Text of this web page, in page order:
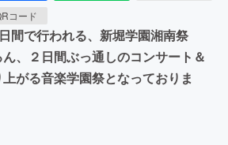
コード
間で行われる、新堀学園湘南祭
、２日間ぶっ通しのコンサート＆
がる音楽学園祭となっておりま